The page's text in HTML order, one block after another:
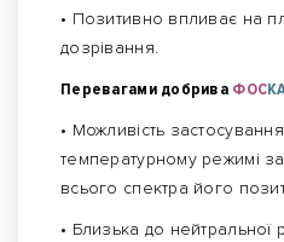
• Позитивно впливає на
дозрівання.
Перевагами добрива ФОС
• Можливість
температурному режимі
всього спектра його
• Близька до нейтральної